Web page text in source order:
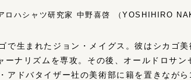
ハシャツ研究家 中野喜啓 （YOSHIHIRO
で生まれたジョン・メイグス。彼はシカゴ
ーナリズムを専攻。その後、オールドロサ
アドバタイザー社の美術部に籍を置きなが